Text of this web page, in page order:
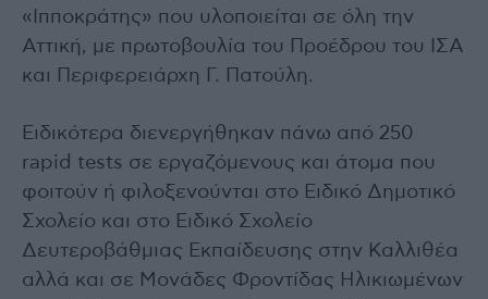
«Ιπποκράτης» που υλοποιείται σε όλη την
Αττική, με πρωτοβουλία του Προέδρου του ΙΣΑ
και Περιφερειάρχη Γ. Πατούλη.
Ειδικότερα διενεργήθηκαν πάνω από 250
rapid tests σε εργαζόμενους και άτομα που
φοιτούν ή φιλοξενούνται στο Ειδικό Δημοτικό
Σχολείο και στο Ειδικό Σχολείο
Δευτεροβάθμιας Εκπαίδευσης στην Καλλιθέα
αλλά και σε Μονάδες Φροντίδας Ηλικιωμένων